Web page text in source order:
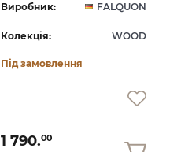
Виробник: FALQUON
Колекція: WOOD
Під замовлення
1 790.00